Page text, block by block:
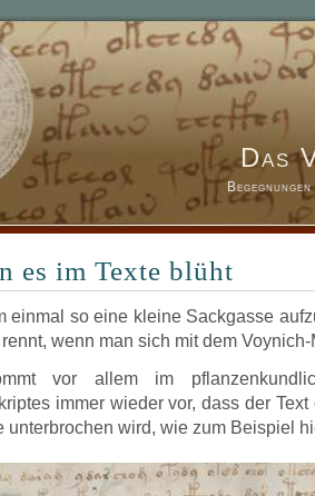
Das
es im Texte blüht
einmal so eine kleine Sackgasse
wenn man sich mit dem
vor allem im
immer wieder vor, dass der
unterbrochen wird, wie zum Beispiel